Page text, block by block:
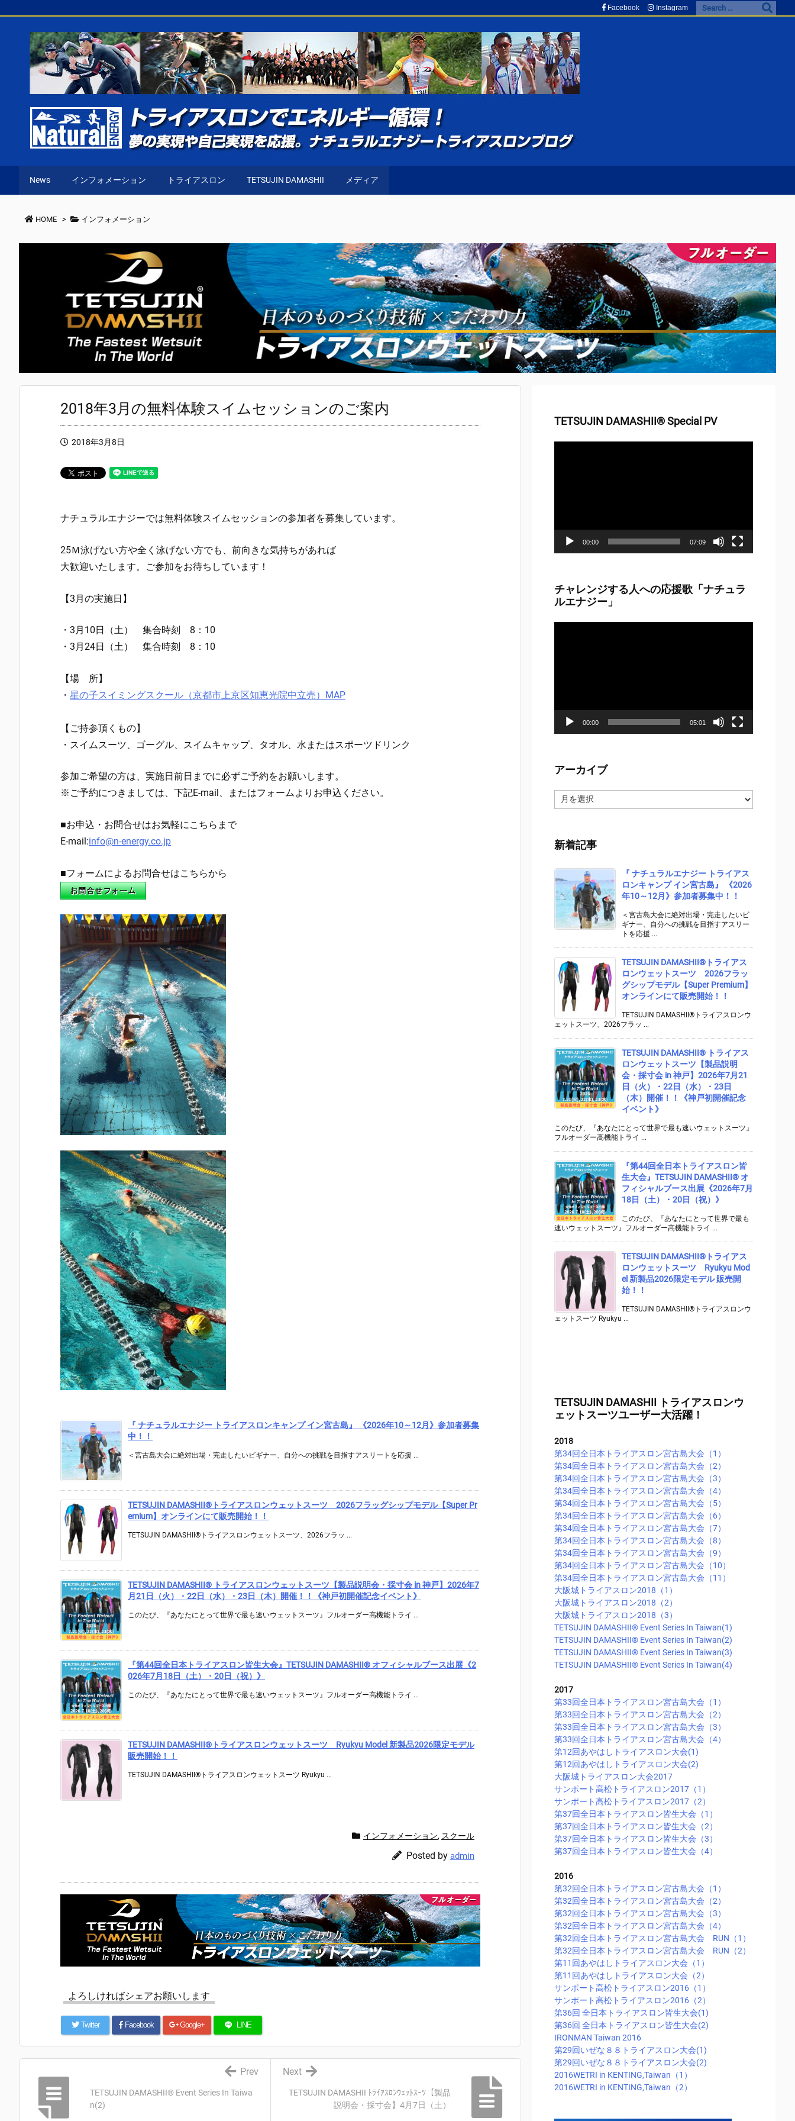
News インフォメーション トライアスロン TETSUJIN DAMASHII メディア
Facebook Instagram
HOME > インフォメーション
2018年3月の無料体験スイムセッションのご案内
2018年3月8日
ナチュラルエナジーでは無料体験スイムセッションの参加者を募集しています。
25Ｍ泳げない方や全く泳げない方でも、前向きな気持ちがあれば
大歓迎いたします。ご参加をお待ちしています！
【3月の実施日】
・3月10日（土） 集合時刻 8：10
・3月24日（土） 集合時刻 8：10
【場 所】
・ 星の子スイミングスクール（京都市上京区知恵光院中立売）MAP
【ご持参頂くもの】
・スイムスーツ、ゴーグル、スイムキャップ、タオル、水またはスポーツドリンク
参加ご希望の方は、実施日前日までに必ずご予約をお願いします。
※ご予約につきましては、下記E-mail、またはフォームよりお申込ください。
■お申込・お問合せはお気軽にこちらまで
E-mail:info@n-energy.co.jp
■フォームによるお問合せはこちらから
『 ナチュラルエナジー トライアスロンキャンプ イン宮古島』 《2026年10～12月》参加者募集
中！！
＜宮古島大会に絶対出場・完走したいビギナー、自分への挑戦を目指すアスリートを応援 ...
TETSUJIN DAMASHII®︎トライアスロンウェットスーツ 2026フラッグシップモデル【Super Pr
emium】オンラインにて販売開始！！
TETSUJIN DAMASHII®トライアスロンウェットスーツ、2026フラッ ...
TETSUJIN DAMASHII® トライアスロンウェットスーツ【製品説明会・採寸会 in 神戸】2026年7
月21日（火）・22日（水）・23日（木）開催！！《神戸初開催記念イベント》
このたび、『あなたにとって世界で最も速いウェットスーツ』フルオーダー高機能トライ ...
『第44回全日本トライアスロン皆生大会』TETSUJIN DAMASHII® オフィシャルブース出展《2
026年7月18日（土）・20日（祝）》
このたび、『あなたにとって世界で最も速いウェットスーツ』フルオーダー高機能トライ ...
TETSUJIN DAMASHII®︎トライアスロンウェットスーツ Ryukyu Model 新製品2026限定モデル
販売開始！！
TETSUJIN DAMASHII®︎トライアスロンウェットスーツ Ryukyu ...
インフォメーション, スクール
Posted by admin
よろしければシェアお願いします
Twitter Facebook Google+ LINE
TETSUJIN DAMASHII ﾄﾗｲｱｽﾛﾝｳｪｯﾄｽｰﾂ【製品
説明会・採寸会】4月7日（土）
Next
TETSUJIN DAMASHII®︎ Event Series In Taiwa
n(2)
Prev
TETSUJIN DAMASHII® Special PV
00:00 07:09
チャレンジする人への応援歌「ナチュラ
ルエナジー」
00:00 05:01
アーカイブ
ー
ブ
新着記事
『 ナチュラルエナジー トライアス
ロンキャンプ イン宮古島』 《2026
年10～12月》参加者募集中！！
＜宮古島大会に絶対出場・完走したいビ
ギナー、自分への挑戦を目指すアスリー
トを応援 ...
TETSUJIN DAMASHII®︎トライアス
ロンウェットスーツ 2026フラッ
グシップモデル【Super Premium】
オンラインにて販売開始！！
TETSUJIN DAMASHII®トライアスロンウ
ェットスーツ、2026フラッ ...
TETSUJIN DAMASHII® トライアス
ロンウェットスーツ【製品説明
会・採寸会 in 神戸】2026年7月21
日（火）・22日（水）・23日
（木）開催！！《神戸初開催記念
イベント》
このたび、『あなたにとって世界で最も速いウェットスーツ』
フルオーダー高機能トライ ...
『第44回全日本トライアスロン皆
生大会』TETSUJIN DAMASHII® オ
フィシャルブース出展《2026年7月
18日（土）・20日（祝）》
このたび、『あなたにとって世界で最も
速いウェットスーツ』フルオーダー高機能トライ ...
TETSUJIN DAMASHII®︎トライアス
ロンウェットスーツ Ryukyu Mod
el 新製品2026限定モデル 販売開
始！！
TETSUJIN DAMASHII®︎トライアスロンウ
ェットスーツ Ryukyu ...
TETSUJIN DAMASHII トライアスロンウ
ェットスーツユーザー大活躍！
2018
第34回全日本トライアスロン宮古島大会（1）
第34回全日本トライアスロン宮古島大会（2）
第34回全日本トライアスロン宮古島大会（3）
第34回全日本トライアスロン宮古島大会（4）
第34回全日本トライアスロン宮古島大会（5）
第34回全日本トライアスロン宮古島大会（6）
第34回全日本トライアスロン宮古島大会（7）
第34回全日本トライアスロン宮古島大会（8）
第34回全日本トライアスロン宮古島大会（9）
第34回全日本トライアスロン宮古島大会（10）
第34回全日本トライアスロン宮古島大会（11）
大阪城トライアスロン2018（1）
大阪城トライアスロン2018（2）
大阪城トライアスロン2018（3）
TETSUJIN DAMASHII®︎ Event Series In Taiwan(1)
TETSUJIN DAMASHII®︎ Event Series In Taiwan(2)
TETSUJIN DAMASHII®︎ Event Series In Taiwan(3)
TETSUJIN DAMASHII®︎ Event Series In Taiwan(4)
2017
第33回全日本トライアスロン宮古島大会（1）
第33回全日本トライアスロン宮古島大会（2）
第33回全日本トライアスロン宮古島大会（3）
第33回全日本トライアスロン宮古島大会（4）
第12回あやはしトライアスロン大会(1)
第12回あやはしトライアスロン大会(2)
大阪城トライアスロン大会2017
サンポート高松トライアスロン2017（1）
サンポート高松トライアスロン2017（2）
第37回全日本トライアスロン皆生大会（1）
第37回全日本トライアスロン皆生大会（2）
第37回全日本トライアスロン皆生大会（3）
第37回全日本トライアスロン皆生大会（4）
2016
第32回全日本トライアスロン宮古島大会（1）
第32回全日本トライアスロン宮古島大会（2）
第32回全日本トライアスロン宮古島大会（3）
第32回全日本トライアスロン宮古島大会（4）
第32回全日本トライアスロン宮古島大会 RUN（1）
第32回全日本トライアスロン宮古島大会 RUN（2）
第11回あやはしトライアスロン大会（1）
第11回あやはしトライアスロン大会（2）
サンポート高松トライアスロン2016（1）
サンポート高松トライアスロン2016（2）
第36回 全日本トライアスロン皆生大会(1)
第36回 全日本トライアスロン皆生大会(2)
IRONMAN Taiwan 2016
第29回いぜな８８トライアスロン大会(1)
第29回いぜな８８トライアスロン大会(2)
2016WETRI in KENTING,Taiwan（1）
2016WETRI in KENTING,Taiwan（2）